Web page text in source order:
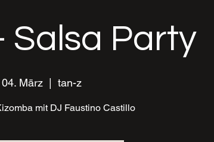
Salsa Party
März
  |
tan-z
mit DJ Faustino Castillo